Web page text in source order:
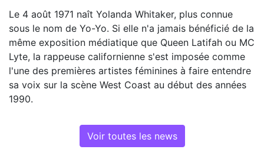
Le 4 août 1971 naît Yolanda Whitaker, plus connue
sous le nom de Yo-Yo. Si elle n'a jamais bénéficié de la
même exposition médiatique que Queen Latifah ou MC
Lyte, la rappeuse californienne s'est imposée comme
l'une des premières artistes féminines à faire entendre
sa voix sur la scène West Coast au début des années
1990.
Voir toutes les news